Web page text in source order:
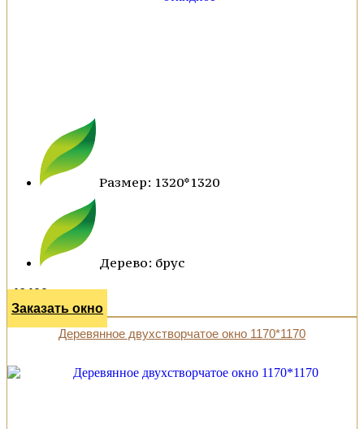
Размер: 1320*1320
Дерево: брус
46400 р.
Заказать окно
Деревянное двухстворчатое окно 1170*1170